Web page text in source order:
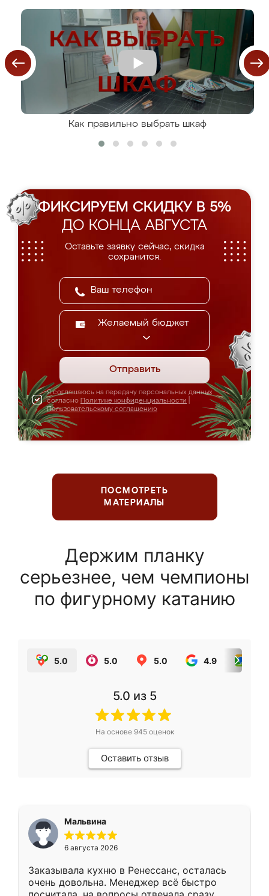
Как правильно выбрать шкаф
ФИКСИРУЕМ СКИДКУ В 5%
ДО КОНЦА АВГУСТА
Оставьте заявку сейчас, скидка
сохранится.
Желаемый бюджет
Отправить
Я соглашаюсь на передачу персональных данных
согласно Политике конфиденциальности
Пользовательскому соглашению
ПОСМОТРЕТЬ
МАТЕРИАЛЫ
Держим планку
серьезнее, чем чемпионы
по фигурному катанию
5.0 5.0 5.0 4.9
5.0 из 5
На основе 945оценок
Оставить отзыв
Мальвина
6 августа 2026
Заказывала кухню в Ренессанс, осталась
очень довольна. Менеджер всё быстро